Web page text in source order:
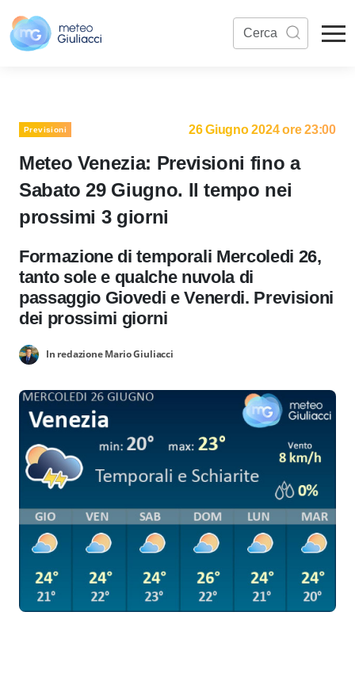
Previsioni 26 Giugno 2024 ore 23:00
Meteo Venezia: Previsioni fino a
Sabato 29 Giugno. Il tempo nei
prossimi 3 giorni
Formazione di temporali Mercoledi 26,
tanto sole e qualche nuvola di
passaggio Giovedi e Venerdi. Previsioni
dei prossimi giorni
In redazione Mario Giuliacci